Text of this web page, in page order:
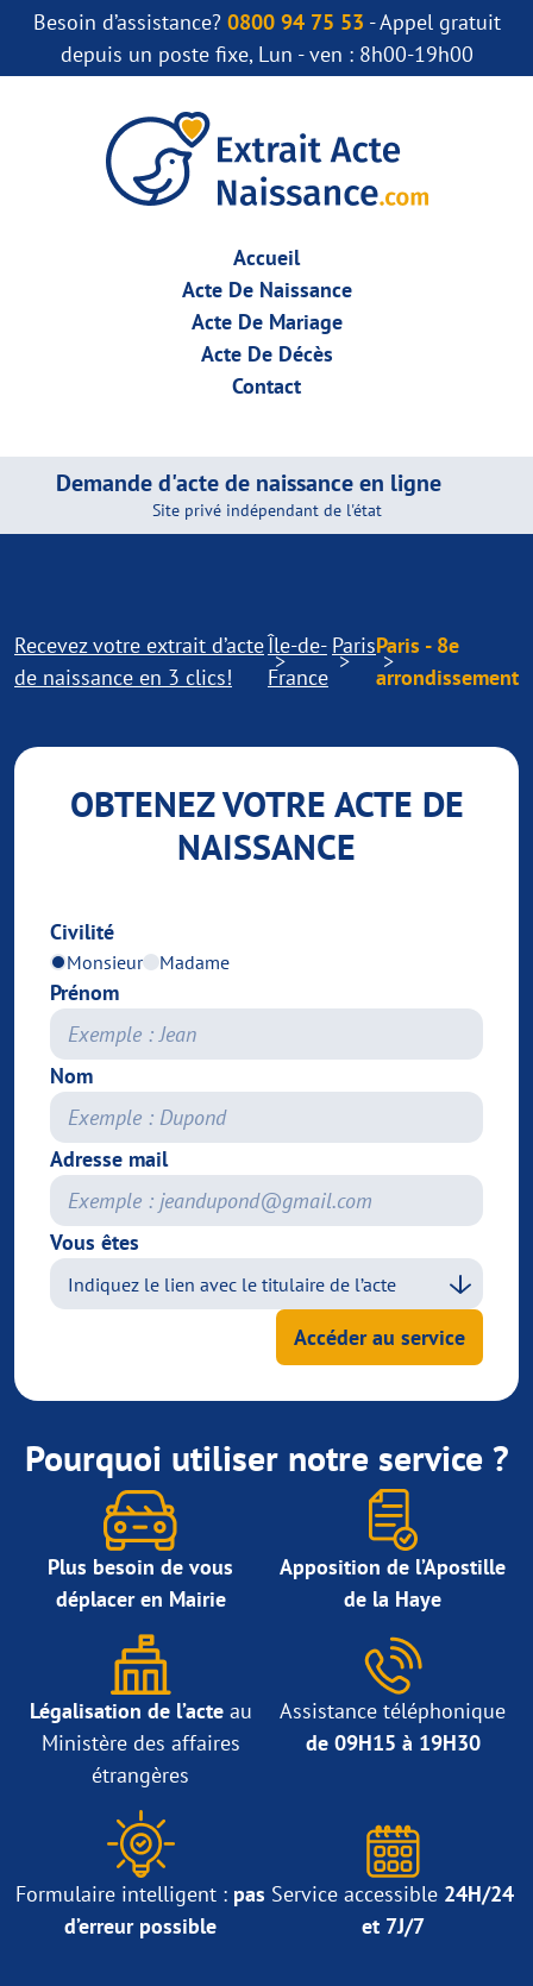
Besoin d’assistance? 0800 94 75 53 - Appel gratuit
depuis un poste fixe, Lun - ven : 8h00-19h00
Accueil
Acte De Naissance
Acte De Mariage
Acte De Décès
Contact
Demande d'acte de naissance en ligne
Site privé indépendant de l'état
Recevez votre extrait d’acte
de naissance en 3 clics!
Île-de-
France
ParisParis - 8e
arrondissement
OBTENEZ VOTRE ACTE DE
NAISSANCE
Civilité
Monsieur Madame
Prénom
Nom
Adresse mail
Vous êtes
Accéder au service
Pourquoi utiliser notre service ?
Plus besoin de vous
déplacer en Mairie
Apposition de l’Apostille
de la Haye
Légalisation de l’acteau
Ministère des affaires
étrangères
Assistance téléphonique
de 09H15 à 19H30
Formulaire intelligent : pas
d’erreur possible
Service accessible 24H/24
et 7J/7